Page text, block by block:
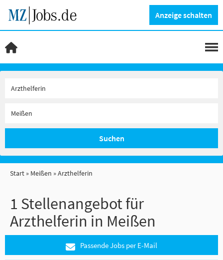
Anzeige schalten
Suchen
Start Meißen Arzthelferin
1 Stellenangebot für
Arzthelferin in Meißen
Passende Jobs per E-Mail